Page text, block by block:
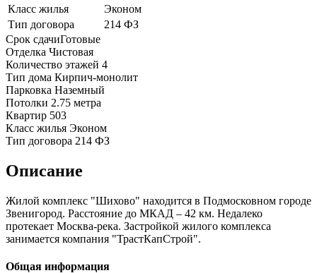
Класс жилья
Эконом
Тип договора
214 ФЗ
Срок сдачиГотовые
Отделка Чистовая
Количество этажей 4
Тип дома Кирпич-монолит
Парковка Наземный
Потолки 2.75 метра
Квартир 503
Класс жилья Эконом
Тип договора 214 ФЗ
Описание
Жилой комплекс "Шихово" находится в Подмосковном городе
Звенигород. Расстояние до МКАД – 42 км. Недалеко
протекает Москва-река. Застройкой жилого комплекса
занимается компания "ТрастКапСтрой".
Общая информация